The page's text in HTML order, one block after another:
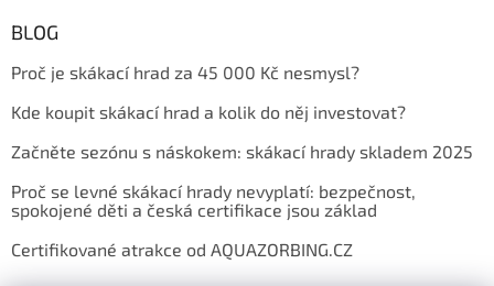
BLOG
Proč je skákací hrad za 45 000 Kč nesmysl?
Kde koupit skákací hrad a kolik do něj investovat?
Začněte sezónu s náskokem: skákací hrady skladem 2025
Proč se levné skákací hrady nevyplatí: bezpečnost,
spokojené děti a česká certifikace jsou základ
Certifikované atrakce od AQUAZORBING.CZ